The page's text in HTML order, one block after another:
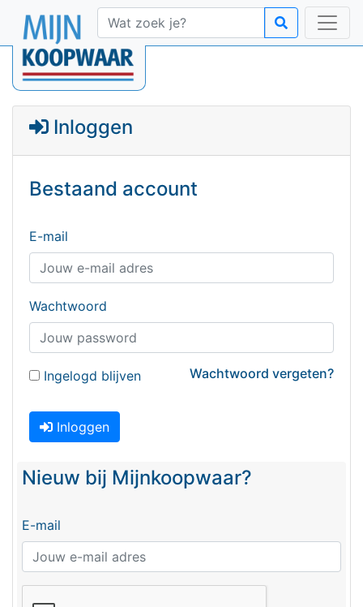
Inloggen
Bestaand account
E-mail
Wachtwoord
Wachtwoord vergeten?
Ingelogd blijven
Inloggen
Nieuw bij Mijnkoopwaar?
E-mail